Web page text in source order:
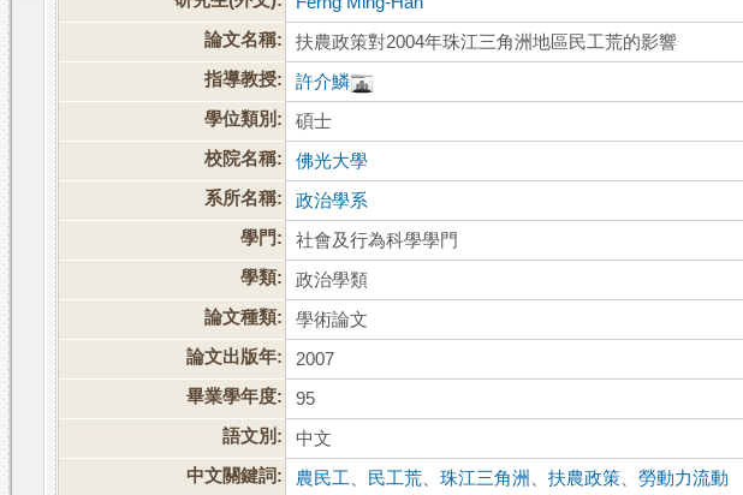
論文名稱:
扶農政策對2004年珠江三角洲地區民工荒的影響
指導教授:
許介鱗
學位類別:
碩士
校院名稱:
佛光大學
系所名稱:
政治學系
學門:
社會及行為科學學門
學類:
政治學類
論文種類:
學術論文
論文出版年:
2007
畢業學年度:
95
語文別:
中文
中文關鍵詞:
農民工 民工荒 、珠江三角洲 、扶農政策 、勞動力流動